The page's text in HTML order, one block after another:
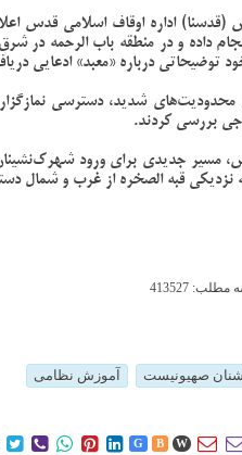
(قدسنا) اداره اوقاف اسلامی قدس
داده و در منطقه باب الرحمه در
توضیحاتی درباره «معبد» ادعایی
محدودیت‌های شدید، دسترسی
بررسی کردند.
مسیر جدیدی برای ورود
نزدیکی قبه الصخره از غرب و شمال
مطلب: 413527
صهیونیست آموزش نظامی
     G B W 